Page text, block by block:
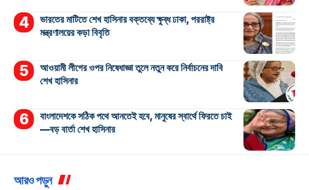
ভারতের মাটিতে শেখ হাসিনার বক্তব্যে ক্ষুব্ধ ঢাকা, পররাষ্ট্র
মন্ত্রণালয়ের কড়া বিবৃতি
আওয়ামী লীগের ওপর নিষেধাজ্ঞা তুলে নতুন করে নির্বাচনের দাবি
শেখ হাসিনার
বাংলাদেশকে সঠিক পথে আনতেই হবে, মানুষের স্বার্থে ফিরতে চাই
—বড় বার্তা শেখ হাসিনার
আরও পড়ুন